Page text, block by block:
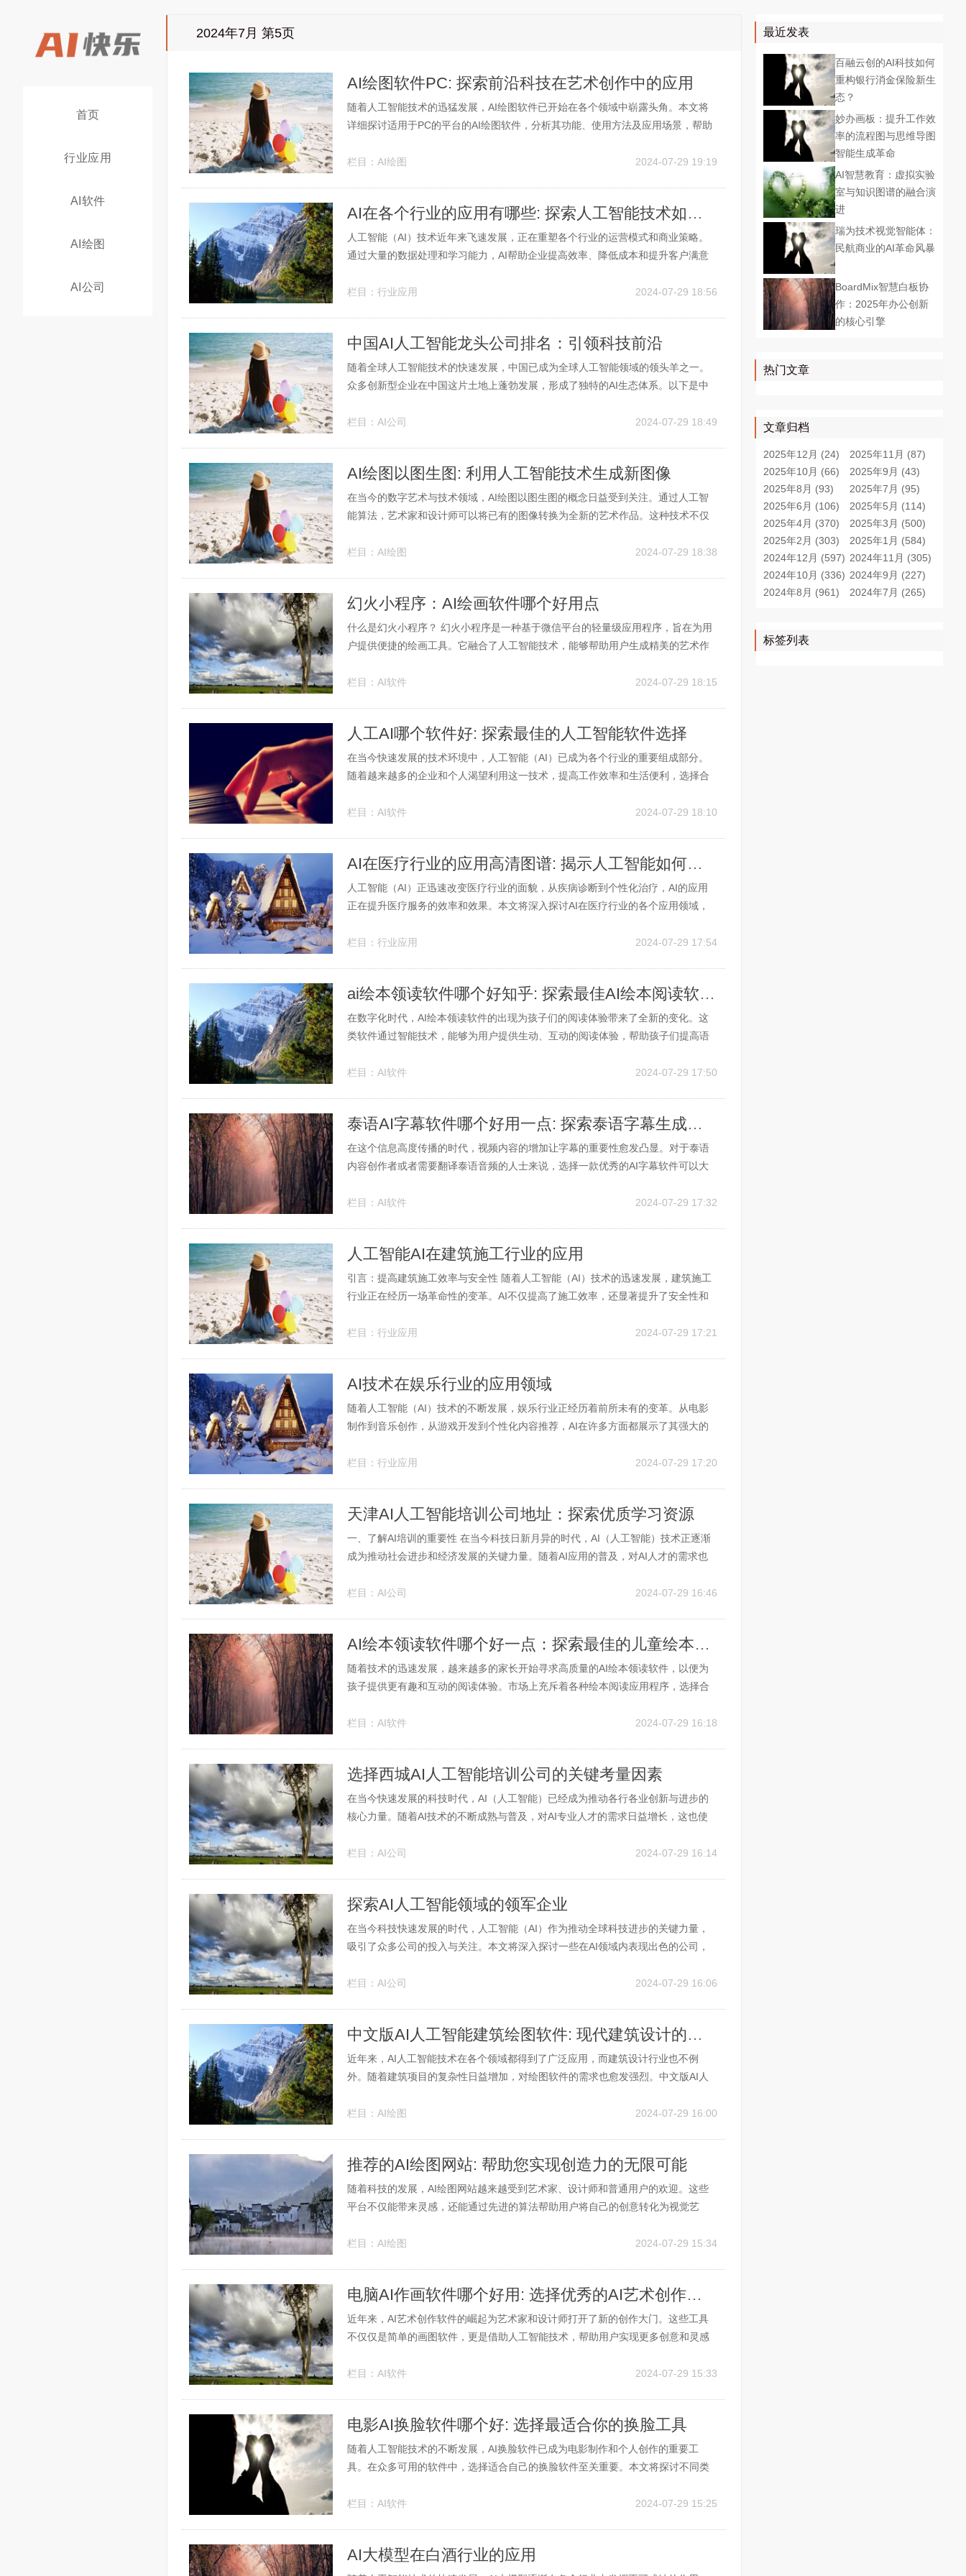
首页
行业应用
AI软件
AI绘图
AI公司
2024年7月 第5页
AI绘图软件PC: 探索前沿科技在艺术创作中的应用
随着人工智能技术的迅猛发展，AI绘图软件已开始在各个领域中崭露头角。本文将
详细探讨适用于PC的平台的AI绘图软件，分析其功能、使用方法及应用场景，帮助
图软件是利用人工智能算法，尤其是深度学习技术，来自动生成、修改或优化图像
栏目： AI绘图 2024-07-29 19:19
AI在各个行业的应用有哪些: 探索人工智能技术如何革新各个领域
人工智能（AI）技术近年来飞速发展，正在重塑各个行业的运营模式和商业策略。
通过大量的数据处理和学习能力，AI帮助企业提高效率、降低成本和提升客户满意
等，分析其带来的影响和未来的发展趋势。 AI在医疗行业的应用 在医疗领域，AI的
栏目： 行业应用 2024-07-29 18:56
中国AI人工智能龙头公司排名：引领科技前沿
随着全球人工智能技术的快速发展，中国已成为全球人工智能领域的领头羊之一。
众多创新型企业在中国这片土地上蓬勃发展，形成了独特的AI生态体系。以下是中
力等方面均表现出色。 ### 1. 腾讯云（Tencent Cloud） 腾讯云作为中国互联...
栏目： AI公司 2024-07-29 18:49
AI绘图以图生图: 利用人工智能技术生成新图像
在当今的数字艺术与技术领域，AI绘图以图生图的概念日益受到关注。通过人工智
能算法，艺术家和设计师可以将已有的图像转换为全新的艺术作品。这种技术不仅
生图的原理、应用以及未来的发展方向。 AI绘图以图生图的基本原理 AI绘图以图生
栏目： AI绘图 2024-07-29 18:38
幻火小程序：AI绘画软件哪个好用点
什么是幻火小程序？ 幻火小程序是一种基于微信平台的轻量级应用程序，旨在为用
户提供便捷的绘画工具。它融合了人工智能技术，能够帮助用户生成精美的艺术作
的基本特点 现代的AI绘画软件通常具有图像生成、风格迁移和图像编辑等多种功
栏目： AI软件 2024-07-29 18:15
人工AI哪个软件好: 探索最佳的人工智能软件选择
在当今快速发展的技术环境中，人工智能（AI）已成为各个行业的重要组成部分。
随着越来越多的企业和个人渴望利用这一技术，提高工作效率和生活便利，选择合
帮助用户做出明智的选择。 1. 人工智能软件的分类 人工智能软件可以根据其功能和
栏目： AI软件 2024-07-29 18:10
AI在医疗行业的应用高清图谱: 揭示人工智能如何革新医疗服务
人工智能（AI）正迅速改变医疗行业的面貌，从疾病诊断到个性化治疗，AI的应用
正在提升医疗服务的效率和效果。本文将深入探讨AI在医疗行业的各个应用领域，
中的应用 疾病诊断是医疗行业中AI应用最为广泛的领域之一。利用机器学习和深度
栏目： 行业应用 2024-07-29 17:54
ai绘本领读软件哪个好知乎: 探索最佳AI绘本阅读软件的选择
在数字化时代，AI绘本领读软件的出现为孩子们的阅读体验带来了全新的变化。这
类软件通过智能技术，能够为用户提供生动、互动的阅读体验，帮助孩子们提高语
呢？本文将通过分析不同软件的特点和用户反馈，为您推荐最值得信赖的AI绘本领
栏目： AI软件 2024-07-29 17:50
泰语AI字幕软件哪个好用一点: 探索泰语字幕生成的最佳解决方案
在这个信息高度传播的时代，视频内容的增加让字幕的重要性愈发凸显。对于泰语
内容创作者或者需要翻译泰语音频的人士来说，选择一款优秀的AI字幕软件可以大
并提供选择时应考虑的几个关键因素。 1. 市场上热门的泰语AI字幕软件 在众多的AI
栏目： AI软件 2024-07-29 17:32
人工智能AI在建筑施工行业的应用
引言：提高建筑施工效率与安全性 随着人工智能（AI）技术的迅速发展，建筑施工
行业正在经历一场革命性的变革。AI不仅提高了施工效率，还显著提升了安全性和
规划、执行和监控项目。本文将探讨人工智能在建筑施工行业中的多种应用，包括
栏目： 行业应用 2024-07-29 17:21
AI技术在娱乐行业的应用领域
随着人工智能（AI）技术的不断发展，娱乐行业正经历着前所未有的变革。从电影
制作到音乐创作，从游戏开发到个性化内容推荐，AI在许多方面都展示了其强大的
来的影响。 AI在电影制作中的应用 在电影制作过程中，AI技术正被广泛应用于剧本
栏目： 行业应用 2024-07-29 17:20
天津AI人工智能培训公司地址：探索优质学习资源
一、了解AI培训的重要性 在当今科技日新月异的时代，AI（人工智能）技术正逐渐
成为推动社会进步和经济发展的关键力量。随着AI应用的普及，对AI人才的需求也
领域深耕细作的个人或企业来说，显得尤为重要。 二、天津AI培训公司的分布与特
栏目： AI公司 2024-07-29 16:46
AI绘本领读软件哪个好一点：探索最佳的儿童绘本阅读体验
随着技术的迅速发展，越来越多的家长开始寻求高质量的AI绘本领读软件，以便为
孩子提供更有趣和互动的阅读体验。市场上充斥着各种绘本阅读应用程序，选择合
领读软件，分析它们的优缺点，以帮助家长们做出明智的选择。 一、AI绘本领读软
栏目： AI软件 2024-07-29 16:18
选择西城AI人工智能培训公司的关键考量因素
在当今快速发展的科技时代，AI（人工智能）已经成为推动各行各业创新与进步的
核心力量。随着AI技术的不断成熟与普及，对AI专业人才的需求日益增长，这也使
置优越、教育资源丰富的西城区，AI人工智能培训公司更是吸引了大量学习者与企
栏目： AI公司 2024-07-29 16:14
探索AI人工智能领域的领军企业
在当今科技快速发展的时代，人工智能（AI）作为推动全球科技进步的关键力量，
吸引了众多公司的投入与关注。本文将深入探讨一些在AI领域内表现出色的公司，
谷歌在AI领域的影响力不容小觑。谷歌通过其母公司Alphabet旗下的Dee...
栏目： AI公司 2024-07-29 16:06
中文版AI人工智能建筑绘图软件: 现代建筑设计的智能解决方案
近年来，AI人工智能技术在各个领域都得到了广泛应用，而建筑设计行业也不例
外。随着建筑项目的复杂性日益增加，对绘图软件的需求也愈发强烈。中文版AI人
更高效地完成设计任务，提升工作效率和设计质量。 AI人工智能建筑绘图软件的功
栏目： AI绘图 2024-07-29 16:00
推荐的AI绘图网站: 帮助您实现创造力的无限可能
随着科技的发展，AI绘图网站越来越受到艺术家、设计师和普通用户的欢迎。这些
平台不仅能带来灵感，还能通过先进的算法帮助用户将自己的创意转化为视觉艺
打破创作界限的AI艺术家 DALL-E 2是由OpenAI推出的一款强大的AI...
栏目： AI绘图 2024-07-29 15:34
电脑AI作画软件哪个好用: 选择优秀的AI艺术创作工具
近年来，AI艺术创作软件的崛起为艺术家和设计师打开了新的创作大门。这些工具
不仅仅是简单的画图软件，更是借助人工智能技术，帮助用户实现更多创意和灵感
讨几款顶级AI作画软件，并分析它们各自的优缺点。 一、DALL-E 2: OpenAI的杰
栏目： AI软件 2024-07-29 15:33
电影AI换脸软件哪个好: 选择最适合你的换脸工具
随着人工智能技术的不断发展，AI换脸软件已成为电影制作和个人创作的重要工
具。在众多可用的软件中，选择适合自己的换脸软件至关重要。本文将探讨不同类
件主要依赖于深度学习和计算机视觉技术，利用大量的数据训练模型，以实现面部
栏目： AI软件 2024-07-29 15:25
AI大模型在白酒行业的应用
最近发表
百融云创的AI科技如何
重构银行消金保险新生
态？
妙办画板：提升工作效
率的流程图与思维导图
智能生成革命
AI智慧教育：虚拟实验
室与知识图谱的融合演
进
瑞为技术视觉智能体：
民航商业的AI革命风暴
BoardMix智慧白板协
作：2025年办公创新
的核心引擎
热门文章
文章归档
2025年12月 (24)
2025年11月 (87)
2025年10月 (66)
2025年9月 (43)
2025年8月 (93)
2025年7月 (95)
2025年6月 (106)
2025年5月 (114)
2025年4月 (370)
2025年3月 (500)
2025年2月 (303)
2025年1月 (584)
2024年12月 (597) 2024年11月 (305)
2024年10月 (336) 2024年9月 (227)
2024年8月 (961)
2024年7月 (265)
标签列表